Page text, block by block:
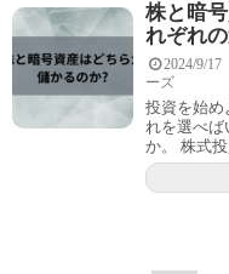
株と暗
れぞれ
2024/9/17
ーズ
投資を始め
れを選べば
か。 株式